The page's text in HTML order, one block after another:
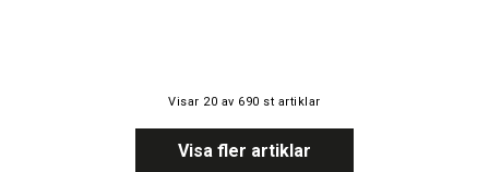
Visar 20 av 690 st artiklar
Visa fler artiklar